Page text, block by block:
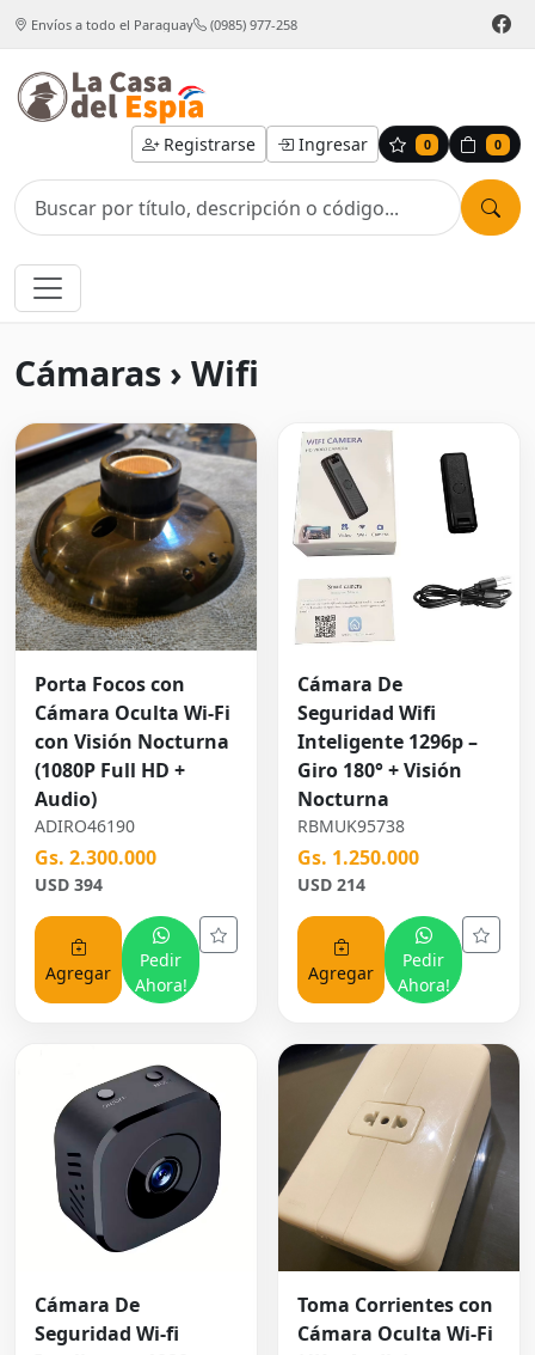
Envíos a todo el Paraguay (0985) 977-258
Registrarse Ingresar 0 0
Cámaras › Wifi
Porta Focos con
Cámara Oculta Wi-Fi
con Visión Nocturna
(1080P Full HD +
Audio)
ADIRO46190
Gs. 2.300.000
USD 394
Agregar
Pedir
Ahora!
Cámara De
Seguridad Wifi
Inteligente 1296p –
Giro 180° + Visión
Nocturna
RBMUK95738
Gs. 1.250.000
USD 214
Agregar
Pedir
Ahora!
Cámara De
Seguridad Wi-fi
Toma Corrientes con
Cámara Oculta Wi-Fi